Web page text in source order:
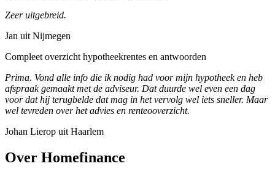
Zeer uitgebreid.
Jan uit Nijmegen
Compleet overzicht hypotheekrentes en antwoorden
Prima. Vond alle info die ik nodig had voor mijn hypotheek en heb
afspraak gemaakt met de adviseur. Dat duurde wel even een dag
voor dat hij terugbelde dat mag in het vervolg wel iets sneller. Maar
wel tevreden over het advies en renteooverzicht.
Johan Lierop uit Haarlem
Over Homefinance